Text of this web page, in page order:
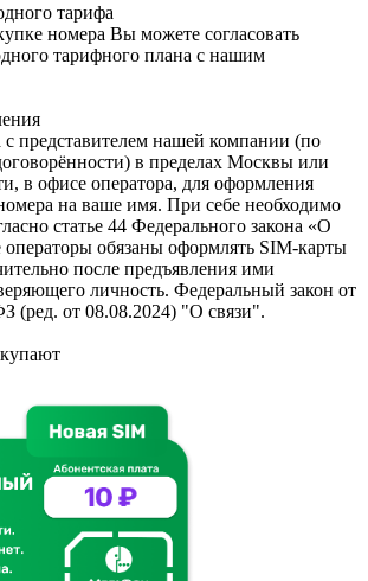
тарифа
номера Вы можете согласовать
тарифного плана с нашим
с представителем нашей компании (по
в пределах Москвы или
в офисе оператора, для оформления
на ваше имя. При себе необходимо
статье 44 Федерального закона «О
обязаны оформлять SIM-карты
после предъявления ими
личность. Федеральный закон от
(ред. от 08.08.2024) "О связи".